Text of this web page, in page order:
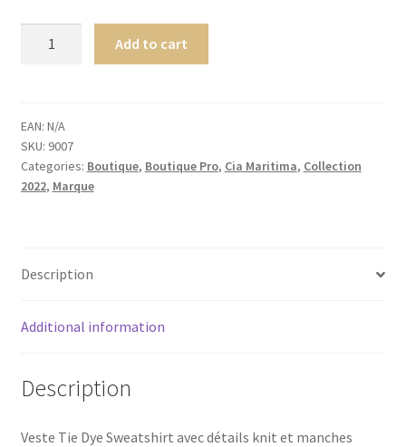
DYE
VESTE
Nazca
quantity
Add to cart
EAN: N/A
SKU: 9007
Categories: Boutique, Boutique Pro, Cia Maritima, Collection
2022, Marque
Description
Additional information
Description
Veste Tie Dye Sweatshirt avec détails knit et manches